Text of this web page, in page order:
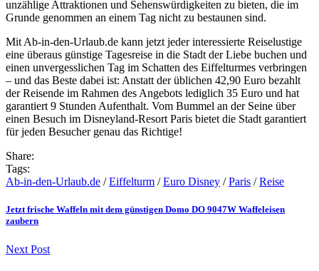
unzählige Attraktionen und Sehenswürdigkeiten zu bieten, die im
Grunde genommen an einem Tag nicht zu bestaunen sind.
Mit Ab-in-den-Urlaub.de kann jetzt jeder interessierte Reiselustige
eine überaus günstige Tagesreise in die Stadt der Liebe buchen und
einen unvergesslichen Tag im Schatten des Eiffelturmes verbringen
– und das Beste dabei ist: Anstatt der üblichen 42,90 Euro bezahlt
der Reisende im Rahmen des Angebots lediglich 35 Euro und hat
garantiert 9 Stunden Aufenthalt. Vom Bummel an der Seine über
einen Besuch im Disneyland-Resort Paris bietet die Stadt garantiert
für jeden Besucher genau das Richtige!
Share:
Tags:
Ab-in-den-Urlaub.de /Eiffelturm /Euro Disney /Paris /Reise
Jetzt frische Waffeln mit dem günstigen Domo DO 9047W Waffeleisen
zaubern
Next Post